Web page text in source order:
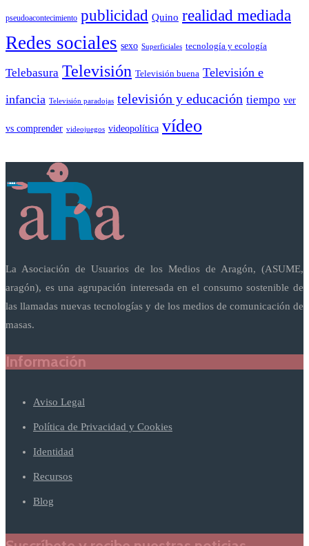
pseudoacontecimiento publicidad Quino realidad mediada
Redes sociales sexo Superficiales tecnología y ecología
Telebasura Televisión Televisión buena Televisión e
infancia Televisión paradojas televisión y educación tiempo ver
vs comprender videojuegos videopolítica vídeo
La Asociación de Usuarios de los Medios de Aragón, (ASUME,
aragón), es una agrupación interesada en el consumo sostenible de
las llamadas nuevas tecnologías y de los medios de comunicación de
masas.
Información
Aviso Legal
Política de Privacidad y Cookies
Identidad
Recursos
Blog